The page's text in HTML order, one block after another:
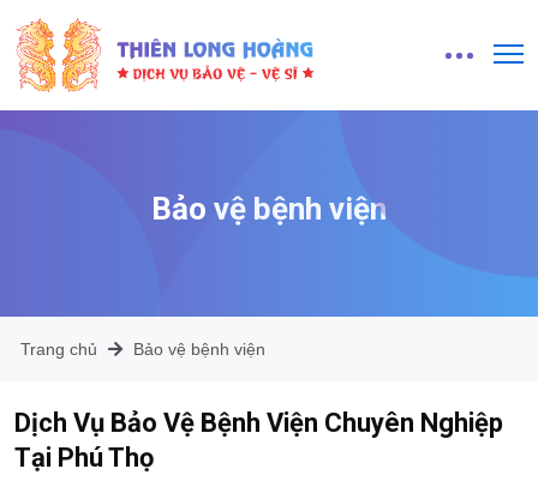
Bảo vệ bệnh viện
Trang chủ Bảo vệ bệnh viện
Dịch Vụ Bảo Vệ Bệnh Viện Chuyên Nghiệp
Tại Phú Thọ